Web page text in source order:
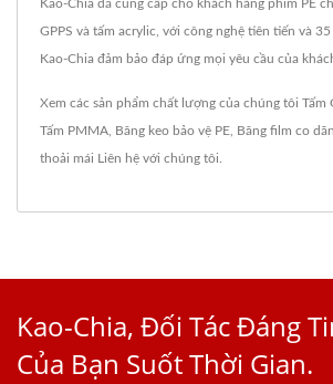
Kao-Chia đã cung cấp cho khách hàng phim PE
GPPS và tấm acrylic, với công nghệ tiên tiến và 35
Kao-Chia đảm bảo đáp ứng mọi yêu cầu của
Xem các sản phẩm chất lượng của chúng tôi Tấm
Tấm PMMA Băng keo bảo vệ PE Băng film co dãn
thoải mái Liên hệ với chúng tôi
Kao-Chia, Đối Tác Đáng
Của Bạn Suốt Thời Gian.